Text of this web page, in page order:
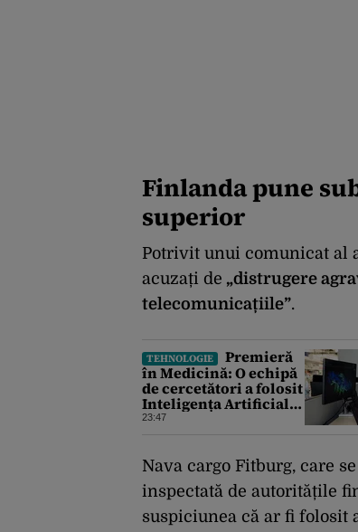
Finlanda pune
superior
Potrivit unui comunicat al
acuzați de „distrugere
telecomunicațiile”.
TEHNOLOGIE
Premieră
în Medicină: O echipă
de cercetători a folosit
Inteligența Artificială
pentru a crea primele
23:47
Nava cargo Fitburg, care
inspectată de autoritățile
suspiciunea că ar fi folosit